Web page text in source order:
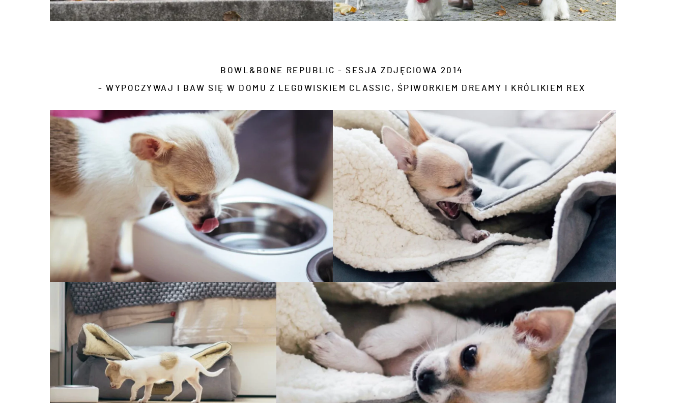
BOWL&BONE REPUBLIC - SESJA ZDJĘCIOWA 2014
- WYPOCZYWAJ I BAW SIĘ W DOMU Z LEGOWISKIEM CLASSIC, ŚPIWORKIEM DREAMY I KRÓLIKIEM REX